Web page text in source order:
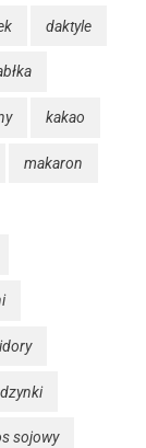
daktyle
kakao
makaron
sojowy